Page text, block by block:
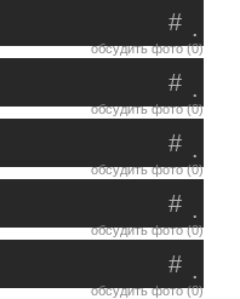
.
#
обсудить фото (0)
.
#
обсудить фото (0)
.
#
обсудить фото (0)
.
#
обсудить фото (0)
.
#
обсудить фото (0)